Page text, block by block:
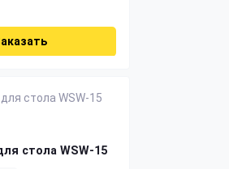
стола WSW-15